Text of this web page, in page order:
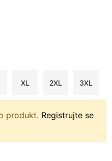
XL 2XL 3XL
produkt. Registrujte se